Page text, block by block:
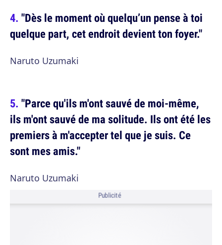
"Dès le moment où quelqu’un pense à toi
quelque part, cet endroit devient ton foyer."
Naruto Uzumaki
"Parce qu'ils m'ont sauvé de moi-même,
ils m'ont sauvé de ma solitude. Ils ont été les
premiers à m'accepter tel que je suis. Ce
sont mes amis."
Naruto Uzumaki
Publicité